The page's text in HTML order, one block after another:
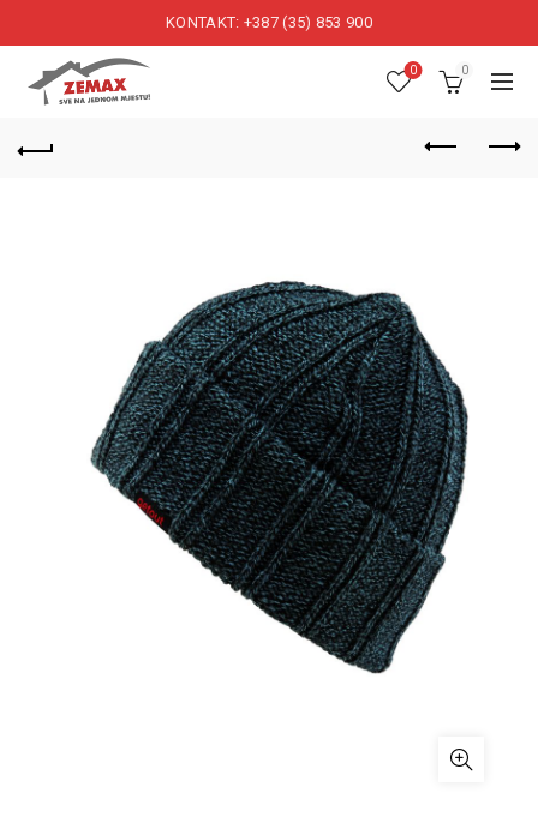
KONTAKT: +387 (35) 853 900
0 0